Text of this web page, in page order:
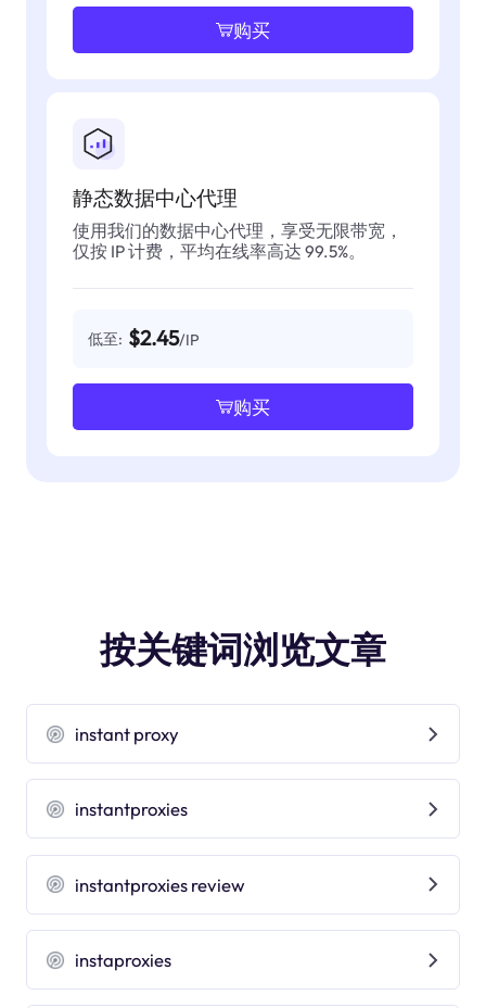
购买
静态数据中心代理
使用我们的数据中心代理，享受无限带宽，
仅按 IP 计费，平均在线率高达 99.5%。
低至: $2.45/IP
购买
按关键词浏览文章
instant proxy
instantproxies
instantproxies review
instaproxies